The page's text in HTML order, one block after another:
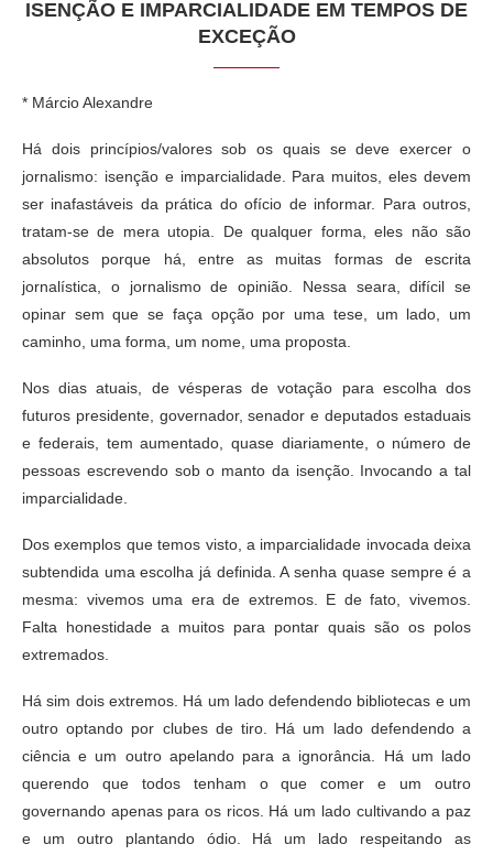
ISENÇÃO E IMPARCIALIDADE EM TEMPOS DE
EXCEÇÃO
* Márcio Alexandre
Há dois princípios/valores sob os quais se deve exercer o
jornalismo: isenção e imparcialidade. Para muitos, eles devem
ser inafastáveis da prática do ofício de informar. Para outros,
tratam-se de mera utopia. De qualquer forma, eles não são
absolutos porque há, entre as muitas formas de escrita
jornalística, o jornalismo de opinião. Nessa seara, difícil se
opinar sem que se faça opção por uma tese, um lado, um
caminho, uma forma, um nome, uma proposta.
Nos dias atuais, de vésperas de votação para escolha dos
futuros presidente, governador, senador e deputados estaduais
e federais, tem aumentado, quase diariamente, o número de
pessoas escrevendo sob o manto da isenção. Invocando a tal
imparcialidade.
Dos exemplos que temos visto, a imparcialidade invocada deixa
subtendida uma escolha já definida. A senha quase sempre é a
mesma: vivemos uma era de extremos. E de fato, vivemos.
Falta honestidade a muitos para pontar quais são os polos
extremados.
Há sim dois extremos. Há um lado defendendo bibliotecas e um
outro optando por clubes de tiro. Há um lado defendendo a
ciência e um outro apelando para a ignorância. Há um lado
querendo que todos tenham o que comer e um outro
governando apenas para os ricos. Há um lado cultivando a paz
e um outro plantando ódio. Há um lado respeitando as